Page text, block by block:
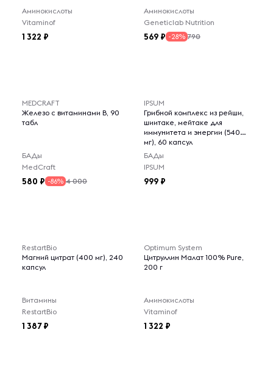
Аминокислоты
Vitaminof
1 322
Аминокислоты
Geneticlab Nutrition
569 -28% 790
MEDCRAFT
Железо с витаминами В, 90
табл
БАДы
MedCraft
580 -86% 4 000
IPSUM
Грибной комплекс из рейши,
шиитаке, мейтаке для
иммунитета и энергии (540
мг), 60 капсул
БАДы
IPSUM
999
RestartBio
Магний цитрат (400 мг), 240
капсул
Витамины
RestartBio
1 387
Optimum System
Цитруллин Малат 100% Pure,
200 г
Аминокислоты
Vitaminof
1 322